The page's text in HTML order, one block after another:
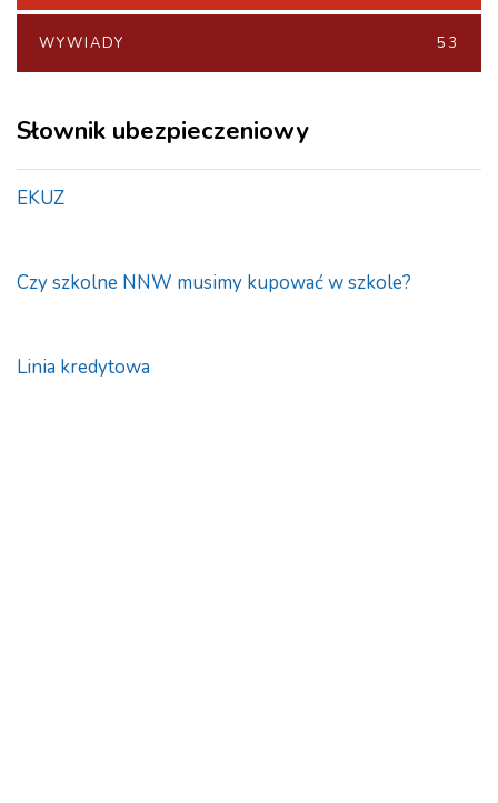
WYWIADY 53
Słownik ubezpieczeniowy
EKUZ
Czy szkolne NNW musimy kupować w szkole?
Linia kredytowa